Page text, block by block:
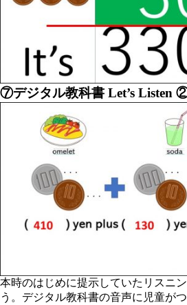
⑦デジタル教科書 Let’s Listen
本時のはじめに提示していたリスニ
う。デジタル教科書の音声に児童が